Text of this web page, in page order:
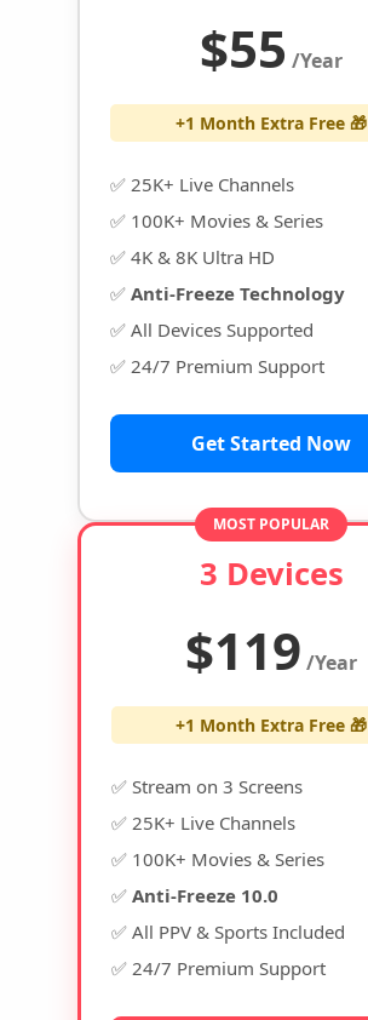
$55 /Year
+1 Month Extra Free 🎁
✅ 25K+ Live Channels
✅ 100K+ Movies & Series
✅ 4K & 8K Ultra HD
✅ Anti-Freeze Technology
✅ All Devices Supported
✅ 24/7 Premium Support
Get Started Now
MOST POPULAR
3 Devices
$119 /Year
+1 Month Extra Free 🎁
✅ Stream on 3 Screens
✅ 25K+ Live Channels
✅ 100K+ Movies & Series
✅ Anti-Freeze 10.0
✅ All PPV & Sports Included
✅ 24/7 Premium Support